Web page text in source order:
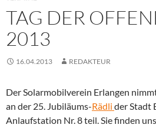
TAG DER
2013
16.04.2013 REDAKTEUR
Der Solarmobilverein Erlangen
an der 25. Jubiläums-Rädli der Stadt
Anlaufstation Nr. 8 teil. Sie finden